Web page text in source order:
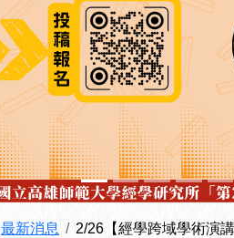
最新消息 2/26【經學跨域學術演